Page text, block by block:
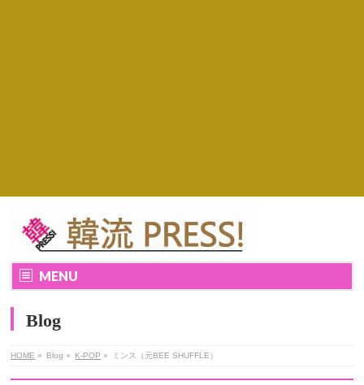
MENU
Blog
HOME » Blog » K-POP » ミンス（元BEE SHUFFLE）